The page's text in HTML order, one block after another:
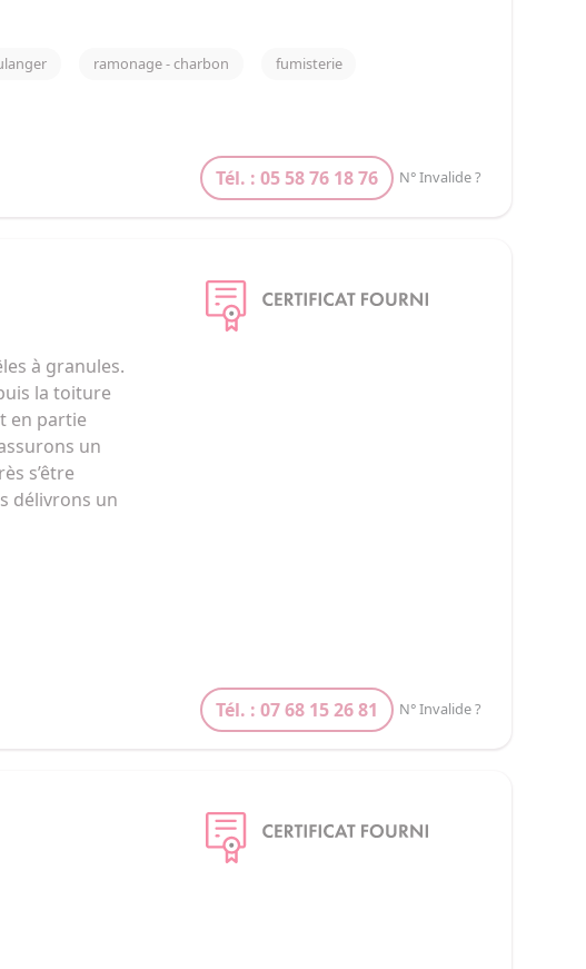
ramonage - charbon fumisterie
Tél. : 05 58 76 18 76 N° Invalide ?
à granules.
la toiture
en partie
un
s’être
délivrons un
De ce fait et
Tél. : 07 68 15 26 81 N° Invalide ?